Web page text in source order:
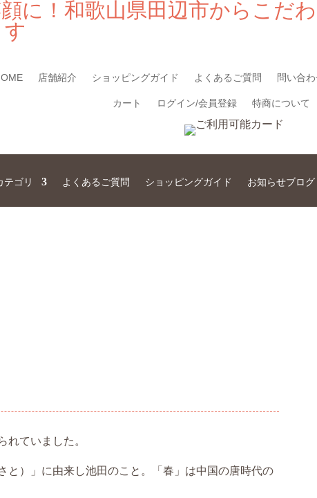
に！和歌山県田辺市からこだ
店舗紹介 ショッピングガイド よくあるご質問 問い合
カート ログイン/会員登録 特商について
テゴリ よくあるご質問 ショッピングガイド お知らせブログ
れていました。
と）」に由来し池田のこと。「春」は中国の唐時代の